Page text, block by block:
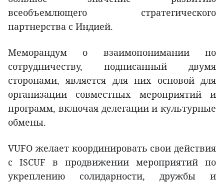
всеобъемлющего стратегического
партнерства с Индией.
Меморандум о взаимопонимании по
сотрудничеству, подписанный двумя
сторонами, является для них основой для
организации совместных мероприятий и
программ, включая делегации и культурные
обмены.
VUFO желает координировать свои действия
с ISCUF в продвижении мероприятий по
укреплению солидарности, дружбы и